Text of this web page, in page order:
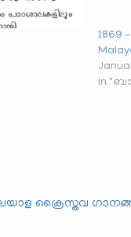
1869
In
ക്രൈസ്തവ